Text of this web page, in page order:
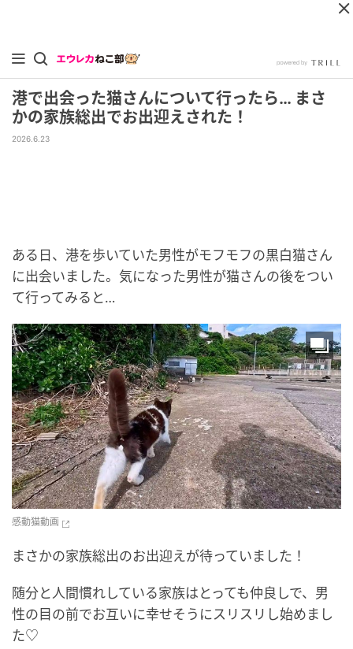
港で出会った猫さんについて行ったら… まさ
かの家族総出でお出迎えされた！
2026.6.23
ある日、港を歩いていた男性がモフモフの黒白猫さん
に出会いました。気になった男性が猫さんの後をつい
て行ってみると…
感動猫動画
まさかの家族総出のお出迎えが待っていました！
随分と人間慣れしている家族はとっても仲良しで、男
性の目の前でお互いに幸せそうにスリスリし始めまし
た♡